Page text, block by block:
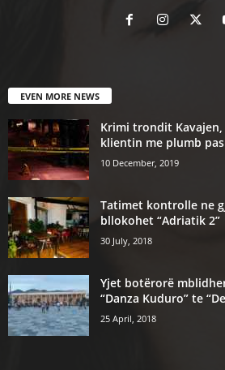
EVEN MORE NEWS
Krimi trondit
klientin me plumb
10 December, 2019
Tatimet kontrolle ne
bllokohet “Adriatik 2”
30 July, 2018
Yjet botërorë
“Danza Kuduro” te
25 April, 2018